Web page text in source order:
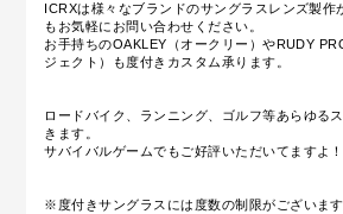
ICRXは様々なブランドのサングラスレンズ製作
もお気軽にお問い合わせください。
お手持ちのOAKLEY（オークリー）やRUDY
ジェクト）も度付きカスタム承ります。
ロードバイク、ランニング、ゴルフ等あらゆる
きます。
サバイバルゲームでもご好評いただいてますよ！
※度付きサングラスには度数の制限がございま